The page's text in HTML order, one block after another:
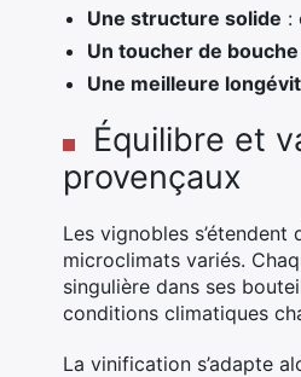
Une structure solide :
Un toucher de
Une meilleure
Équilibre et
provençaux
Les vignobles
microclimats variés.
singulière dans ses
conditions climatiques
La vinification s’adapte